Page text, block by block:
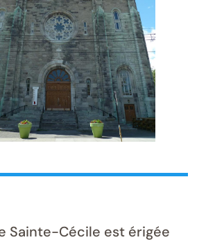
Sainte-Cécile est érigée